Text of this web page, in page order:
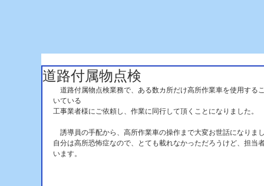
道路付属物点検
道路付属物点検業務で、ある数カ所だけ高所作業車を使用する
いている
工事業者様にご依頼し、作業に同行して頂くことになりました。
誘導員の手配から、高所作業車の操作まで大変お世話になりま
自分は高所恐怖症なので、とても載れなかっただろうけど、担当
います。